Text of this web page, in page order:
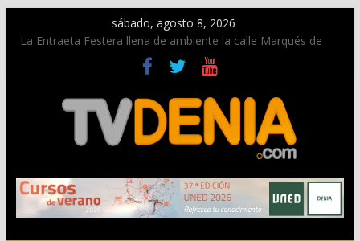
sábado, agosto 8, 2026
La Entraeta Festera llena de ambiente la calle Marqués de
Campo con la recepción a la Capitanía Cristiana
Dos personas fallecen en un grave accidente en la N-332
entre Benissa y Calp
Una nueva oportunidad para donar sangre en Cruz Roja
El bando moro protagonista en la Segunda Entraeta Festera
Paco Adsuar dona al Arxiu de Dénia más de 50.000 imágenes
de la memoria visual de la ciudad